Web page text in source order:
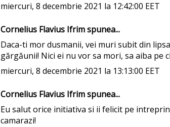
miercuri, 8 decembrie 2021 la 12:42:00 EET
Cornelius Flavius Ifrimspunea...
Daca-ti mor dusmanii, vei muri subit din
gărgăunii! Nici ei nu vor sa mori, sa aiba pe
miercuri, 8 decembrie 2021 la 13:13:00 EET
Cornelius Flavius Ifrimspunea...
Eu salut orice initiativa si ii felicit pe
camarazi!